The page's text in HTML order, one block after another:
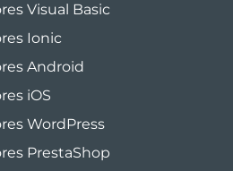
Visual Basic
Ionic
Android
iOS
WordPress
PrestaShop